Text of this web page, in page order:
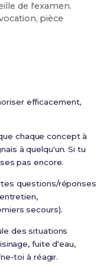
de l'examen.
pièce
efficacement,
chaque concept à
à quelqu'un. Si tu
pas encore.
questions/réponses
secours).
des situations
fuite d'eau,
toi à réagir.